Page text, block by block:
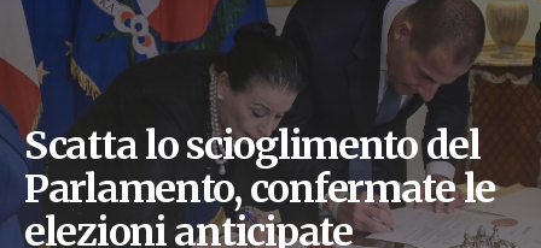
Scatta lo scioglimento del
Parlamento, confermate le
elezioni anticipate